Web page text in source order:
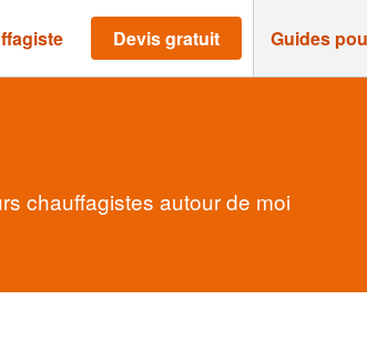
Devis gratuit Guides
chauffagistes autour de moi